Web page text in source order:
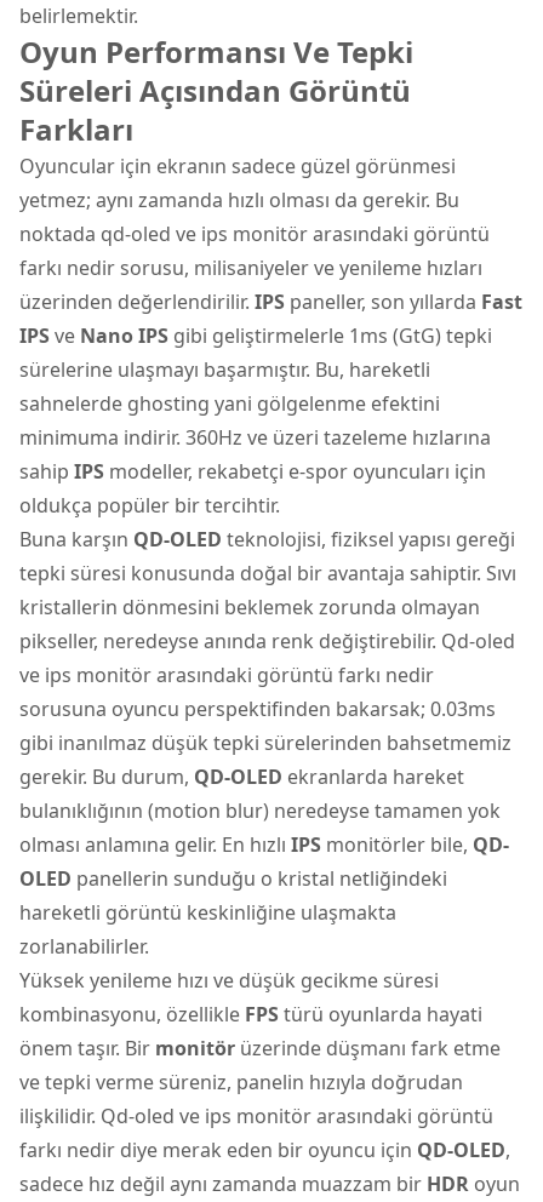
belirlemektir.
Oyun Performansı Ve Tepki
Süreleri Açısından Görüntü
Farkları
Oyuncular için ekranın sadece güzel görünmesi
yetmez; aynı zamanda hızlı olması da gerekir. Bu
noktada qd-oled ve ips monitör arasındaki görüntü
farkı nedir sorusu, milisaniyeler ve yenileme hızları
üzerinden değerlendirilir. IPS paneller, son yıllarda Fast
IPSve Nano IPS gibi geliştirmelerle 1ms (GtG) tepki
sürelerine ulaşmayı başarmıştır. Bu, hareketli
sahnelerde ghosting yani gölgelenme efektini
minimuma indirir. 360Hz ve üzeri tazeleme hızlarına
sahip IPS modeller, rekabetçi e-spor oyuncuları için
oldukça popüler bir tercihtir.
Buna karşın QD-OLED teknolojisi, fiziksel yapısı gereği
tepki süresi konusunda doğal bir avantaja sahiptir. Sıvı
kristallerin dönmesini beklemek zorunda olmayan
pikseller, neredeyse anında renk değiştirebilir. Qd-oled
ve ips monitör arasındaki görüntü farkı nedir
sorusuna oyuncu perspektifinden bakarsak; 0.03ms
gibi inanılmaz düşük tepki sürelerinden bahsetmemiz
gerekir. Bu durum, QD-OLED ekranlarda hareket
bulanıklığının (motion blur) neredeyse tamamen yok
olması anlamına gelir. En hızlı IPS monitörler bile, QD-
OLED panellerin sunduğu o kristal netliğindeki
hareketli görüntü keskinliğine ulaşmakta
zorlanabilirler.
Yüksek yenileme hızı ve düşük gecikme süresi
kombinasyonu, özellikle FPStürü oyunlarda hayati
önem taşır. Bir monitör üzerinde düşmanı fark etme
ve tepki verme süreniz, panelin hızıyla doğrudan
ilişkilidir. Qd-oled ve ips monitör arasındaki görüntü
farkı nedir diye merak eden bir oyuncu için QD-OLED,
sadece hız değil aynı zamanda muazzam bir HDR oyun